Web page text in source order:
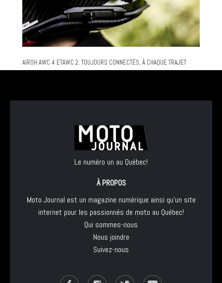
AIROH AWC 4 ETAWC 2: TOUJOURS CONNECTÉS, À CHAQUE TRAJET
Le numéro un au Québec!
À PROPOS
Moto Journal est un magazine numérique ainsi qu'un site
internet pour les passionnés de moto au Québec!
Qui sommes-nous
Nous joindre
Suivez-nous